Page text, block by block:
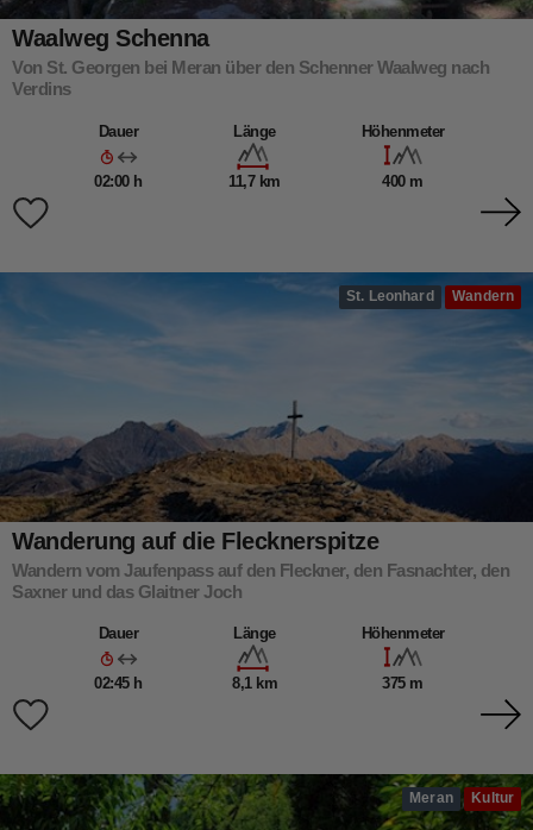
Waalweg Schenna
Von St. Georgen bei Meran über den Schenner Waalweg nach
Verdins
Dauer
02:00 h
Länge
11,7 km
Höhenmeter
400 m
St. Leonhard Wandern
Wanderung auf die Flecknerspitze
Wandern vom Jaufenpass auf den Fleckner, den Fasnachter, den
Saxner und das Glaitner Joch
Dauer
02:45 h
Länge
8,1 km
Höhenmeter
375 m
Meran Kultur